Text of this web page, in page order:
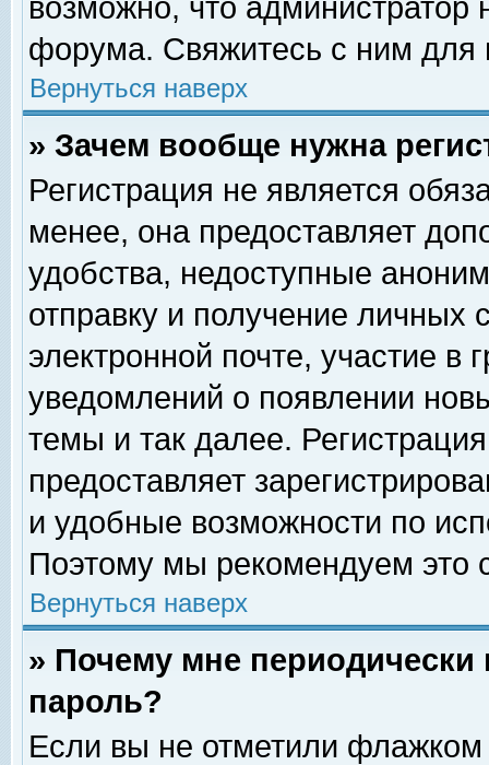
возможно, что
форума. Свяжитесь с ним для
Вернуться наверх
» Зачем вообще нужна
Регистрация не является
менее, она предоставляет
удобства, недоступные
отправку и получение личных
электронной почте, участие в
уведомлений о появлении
темы и так далее.
предоставляет
и удобные возможности по
Поэтому мы рекомендуем это
Вернуться наверх
» Почему мне
пароль?
Если вы не отметили флажком